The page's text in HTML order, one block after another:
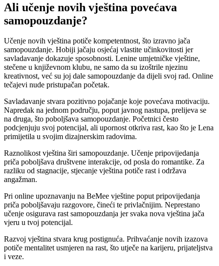
Ali učenje novih vještina povećava
samopouzdanje?
Učenje novih vještina potiče kompetentnost, što izravno jača
samopouzdanje. Hobiji jačaju osjećaj vlastite učinkovitosti jer
savladavanje dokazuje sposobnosti. Lenine umjetničke vještine,
stečene u književnom klubu, ne samo da su izoštrile njezinu
kreativnost, već su joj dale samopouzdanje da dijeli svoj rad. Online
tečajevi nude pristupačan početak.
Savladavanje stvara pozitivno pojačanje koje povećava motivaciju.
Napredak na jednom području, poput javnog nastupa, prelijeva se
na druga, što poboljšava samopouzdanje. Početnici često
podcjenjuju svoj potencijal, ali upornost otkriva rast, kao što je Lena
primijetila u svojim dizajnerskim radovima.
Raznolikost vještina širi samopouzdanje. Učenje pripovijedanja
priča poboljšava društvene interakcije, od posla do romantike. Za
razliku od stagnacije, stjecanje vještina potiče rast i održava
angažman.
Pri online upoznavanju na BeMee vještine poput pripovijedanja
priča poboljšavaju razgovore, čineći te privlačnijim. Neprestano
učenje osigurava rast samopouzdanja jer svaka nova vještina jača
vjeru u tvoj potencijal.
Razvoj vještina stvara krug postignuća. Prihvaćanje novih izazova
potiče mentalitet usmjeren na rast, što utječe na karijeru, prijateljstva
i veze.